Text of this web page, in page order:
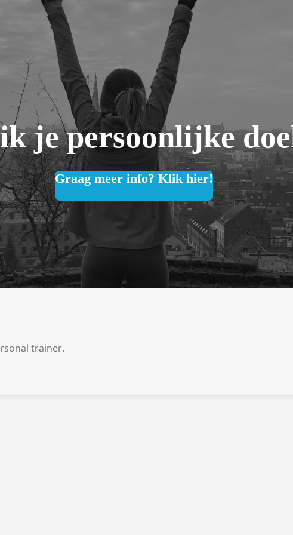
je persoonlijke
Graag meer info? Klik hier!
trainer.